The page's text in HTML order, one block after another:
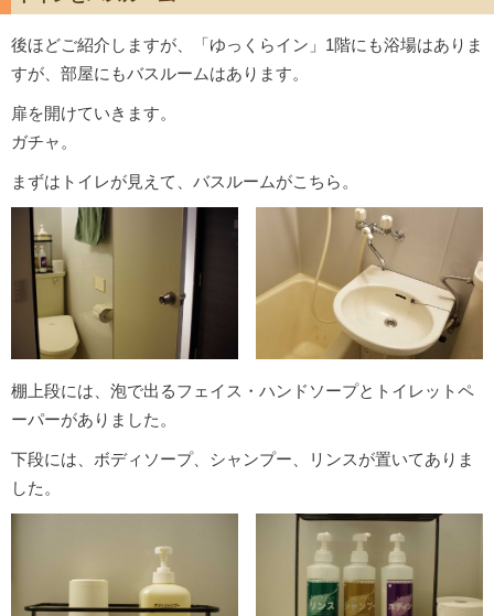
後ほどご紹介しますが、「ゆっくらイン」1階にも浴場はありま
すが、部屋にもバスルームはあります。
扉を開けていきます。
ガチャ。
まずはトイレが見えて、バスルームがこちら。
棚上段には、泡で出るフェイス・ハンドソープとトイレットペ
ーパーがありました。
下段には、ボディソープ、シャンプー、リンスが置いてありま
した。